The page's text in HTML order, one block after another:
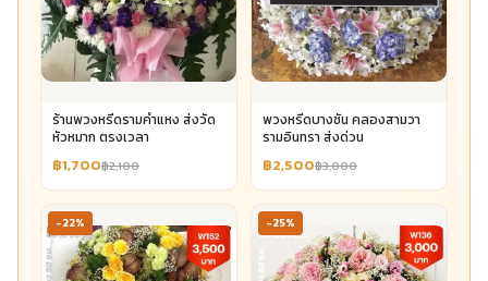
ร้านพวงหรีดรามคำแหง ส่งวัด
หัวหมาก ตรงเวลา
฿1,700฿2,100
พวงหรีดบางชัน คลองสามวา
รามอินทรา ส่งด่วน
฿2,500฿3,000
-22% -25%